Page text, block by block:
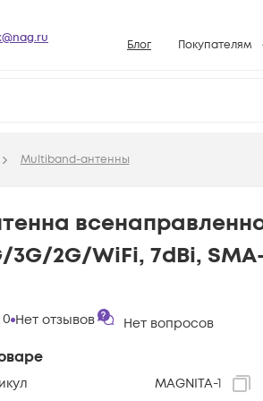
Блог Покупателям
Возврат
Вопросы и
Конфигураторы
Multiband-антенны
MAGNITA-1
3G/2G/WiFi, 7dBi,
0 Нет отзывов Нет вопросов